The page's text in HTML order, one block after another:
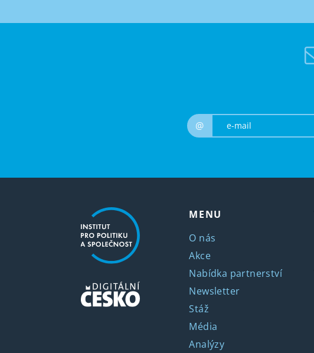
@
MENU
O nás
Akce
Nabídka partnerství
Newsletter
Stáž
Média
Analýzy